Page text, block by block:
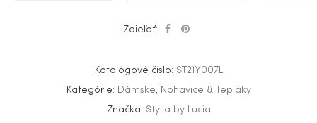
Zdieľať:
Katalógové číslo: ST21Y007L
Kategórie: Dámske, Nohavice & Tepláky
Značka: Stylia by Lucia